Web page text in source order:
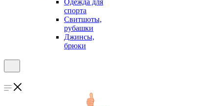
Одежда для
спорта
Свитшоты,
рубашки
Джинсы,
брюки